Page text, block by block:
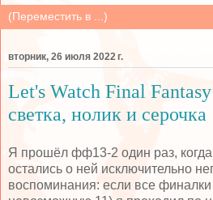
вторник, 26 июля 2022 г.
Let's Watch Final
светка, нолик и серочка
Я прошёл фф13-2 один раз,
остались о ней исключительно
воспоминания: если все